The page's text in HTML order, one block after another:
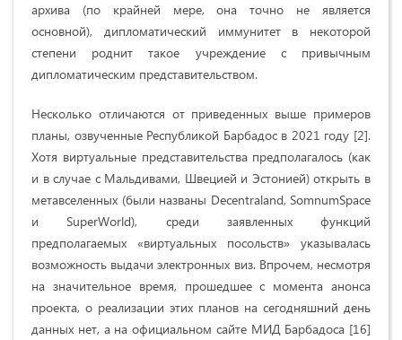
архива (по крайней мере, она точно не является
основной), дипломатический иммунитет в некоторой
степени роднит такое учреждение с привычным
дипломатическим представительством.
Несколько отличаются от приведенных выше примеров
планы, озвученные Республикой Барбадос в 2021 году [2].
Хотя виртуальные представительства предполагалось (как
и в случае с Мальдивами, Швецией и Эстонией) открыть в
метавселенных (были названы Decentraland, SomnumSpace
и SuperWorld), среди заявленных функций
предполагаемых «виртуальных посольств» указывалась
возможность выдачи электронных виз. Впрочем, несмотря
на значительное время, прошедшее с момента анонса
проекта, о реализации этих планов на сегодняшний день
данных нет, а на официальном сайте МИД Барбадоса [16]